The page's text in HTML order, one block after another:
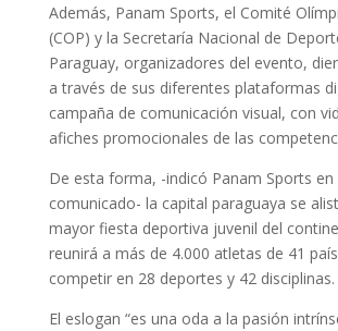
Además, Panam Sports, el Comité
(COP) y la Secretaría Nacional de
Paraguay, organizadores del evento,
a través de sus diferentes plataformas
campaña de comunicación visual, con
afiches promocionales de las
De esta forma, -indicó Panam Sports en
comunicado- la capital paraguaya se
mayor fiesta deportiva juvenil del
reunirá a más de 4.000 atletas de 41
competir en 28 deportes y 42 disciplinas.
El eslogan “es una oda a la pasión